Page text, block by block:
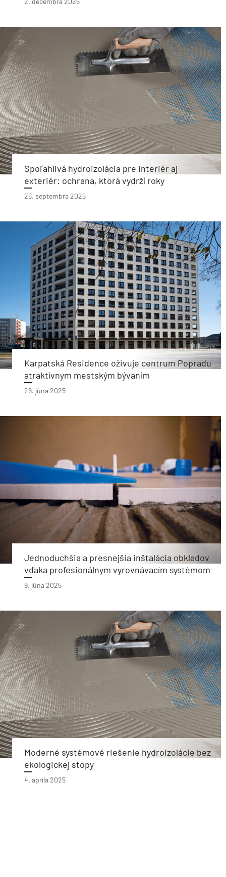
Spoľahlivá hydroizolácia pre interiér aj
exteriér: ochrana, ktorá vydrží roky
26. septembra 2025
Karpatská Residence oživuje centrum Popradu
atraktívnym mestským bývaním
26. júna 2025
Jednoduchšia a presnejšia inštalácia obkladov
vďaka profesionálnym vyrovnávacím systémom
9. júna 2025
Moderné systémové riešenie hydroizolácie bez
ekologickej stopy
4. apríla 2025